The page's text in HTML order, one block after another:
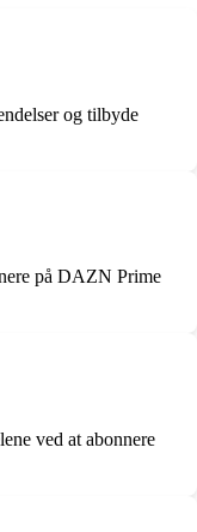
og tilbyde
på DAZN Prime
ved at abonnere